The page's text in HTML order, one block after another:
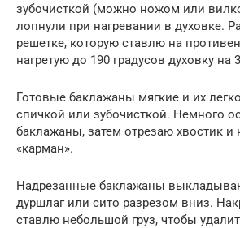
зубочисткой (можно ножом или
лопнули при нагревании в духовке.
решетке, которую ставлю на
нагретую до 190 градусов духовку на
Готовые баклажаны мягкие и их
спичкой или зубочисткой. Немного
баклажаны, затем отрезаю хвостик и
«карман».
Надрезанные баклажаны
дуршлаг или сито разрезом вниз.
ставлю небольшой груз, чтобы